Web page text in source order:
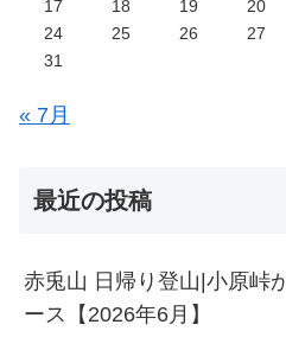
17
18 19 20
24
25 26 27
31
« 7月
最近の投稿
赤兎山 日帰り登山|小原峠
ース【2026年6月】